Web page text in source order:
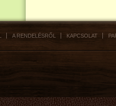
A RENDELÉSRŐL KAPCSOLAT